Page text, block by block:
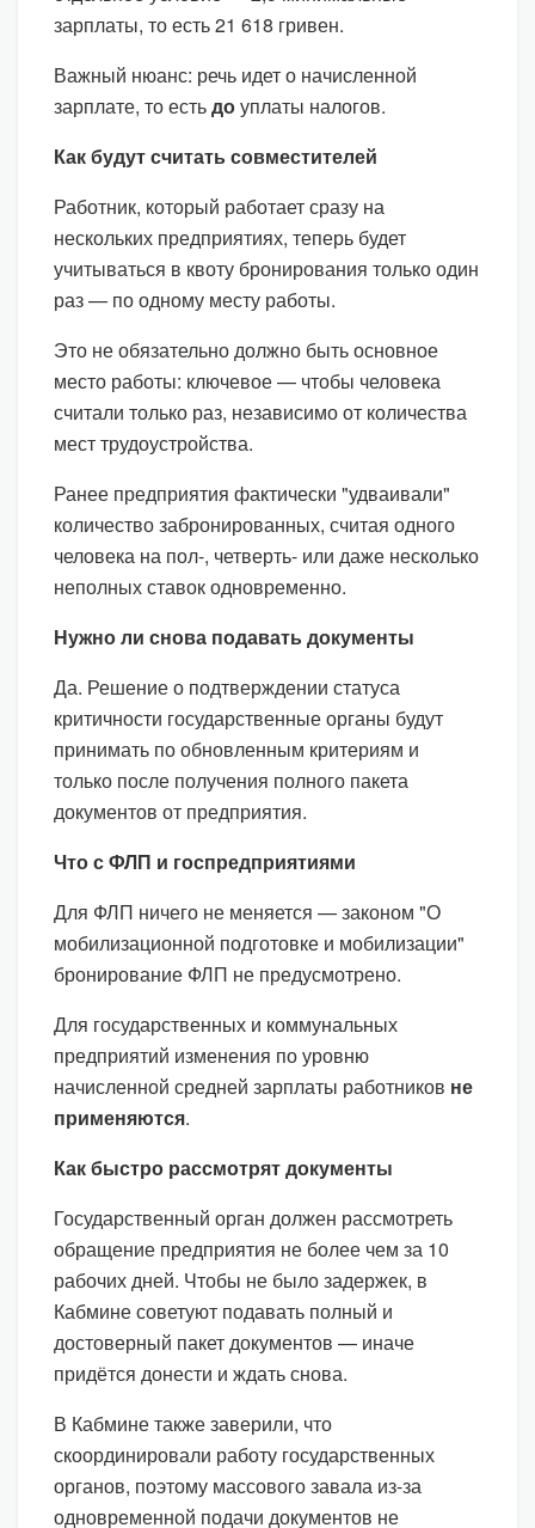
зарплаты, то есть 21 618 гривен.
Важный нюанс: речь идет о начисленной
зарплате, то естьдоуплаты налогов.
Как будут считать совместителей
Работник, который работает сразу на
нескольких предприятиях, теперь будет
учитываться в квоту бронирования только один
раз — по одному месту работы.
Это не обязательно должно быть основное
место работы: ключевое — чтобы человека
считали только раз, независимо от количества
мест трудоустройства.
Ранее предприятия фактически "удваивали"
количество забронированных, считая одного
человека на пол-, четверть- или даже несколько
неполных ставок одновременно.
Нужно ли снова подавать документы
Да. Решение о подтверждении статуса
критичности государственные органы будут
принимать по обновленным критериям и
только после получения полного пакета
документов от предприятия.
Что с ФЛП и госпредприятиями
Для ФЛП ничего не меняется — законом "О
мобилизационной подготовке и мобилизации"
бронирование ФЛП не предусмотрено.
Для государственных и коммунальных
предприятий изменения по уровню
начисленной средней зарплаты работников не
применяются.
Как быстро рассмотрят документы
Государственный орган должен рассмотреть
обращение предприятия не более чем за 10
рабочих дней. Чтобы не было задержек, в
Кабмине советуют подавать полный и
достоверный пакет документов — иначе
придётся донести и ждать снова.
В Кабмине также заверили, что
скоординировали работу государственных
органов, поэтому массового завала из-за
одновременной подачи документов не